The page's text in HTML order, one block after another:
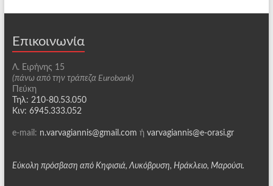
Επικοινωνία
Λ. Ειρήνης 15
(πάνω από την τράπεζα Eurobank)
Πεύκη
Τηλ: 210-80.53.050
Κιν: 6945.333.052
e-mail: n.varvagiannis@gmail.com ή varvagiannis@e-orasi.gr
Εύκολη πρόσβαση από Κηφισιά, Λυκόβρυση, Ηράκλειο, Μαρούσι.